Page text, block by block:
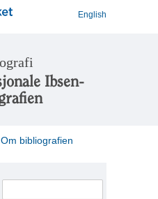
English
Ibsen-
Om bibliografien